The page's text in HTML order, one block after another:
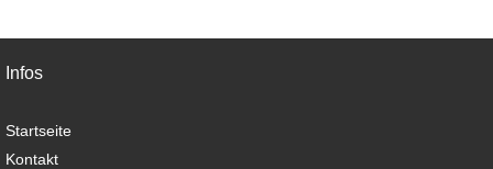
Infos
Startseite
Kontakt